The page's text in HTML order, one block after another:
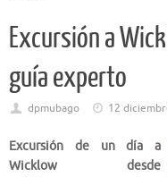
Excursión a
guía experto
dpmubago 12
Excursión de un día a
Wicklow desde